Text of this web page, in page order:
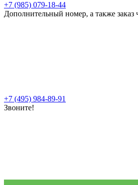
+7 (985) 079-18-44
Дополнительный номер, а также заказ
+7 (495) 984-89-91
Звоните!